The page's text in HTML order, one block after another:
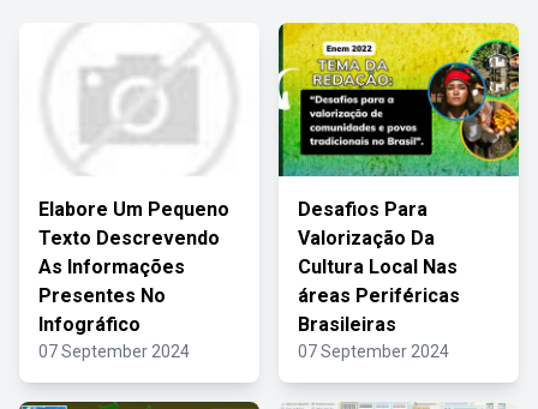
Elabore Um Pequeno
Texto Descrevendo
As Informações
Presentes No
Infográfico
07 September 2024
Desafios Para
Valorização Da
Cultura Local Nas
áreas Periféricas
Brasileiras
07 September 2024